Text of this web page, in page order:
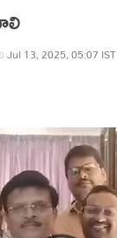
Jul 13, 2025, 05:07 IST